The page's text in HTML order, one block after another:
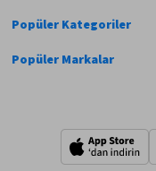
Popüler Kategoriler
Popüler Markalar